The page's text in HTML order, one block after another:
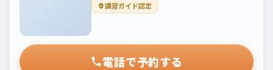
講習ガイド認定
電話で予約する